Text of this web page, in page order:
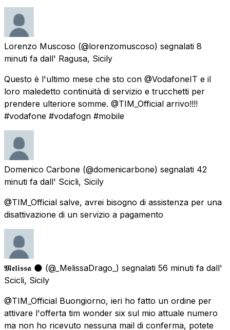
Lorenzo Muscoso (@lorenzomuscoso) segnalati 8
minuti fa dall' Ragusa, Sicily
Questo è l'ultimo mese che sto con @VodafoneIT e il
loro maledetto continuità di servizio e trucchetti per
prendere ulteriore somme. @TIM_Official arrivo!!!!
#vodafone #vodafogn #mobile
Domenico Carbone (@domenicarbone) segnalati 42
minuti fa dall' Scicli, Sicily
@TIM_Official salve, avrei bisogno di assistenza per una
disattivazione di un servizio a pagamento
𝕸𝖊𝖑𝖎𝖘𝖘𝖆 🌑 (@_MelissaDrago_) segnalati 56 minuti fa dall'
Scicli, Sicily
@TIM_Official Buongiorno, ieri ho fatto un ordine per
attivare l'offerta tim wonder six sul mio attuale numero
ma non ho ricevuto nessuna mail di conferma, potete